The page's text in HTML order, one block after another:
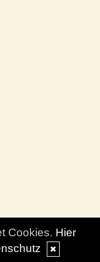
Cookies. Hier
✖